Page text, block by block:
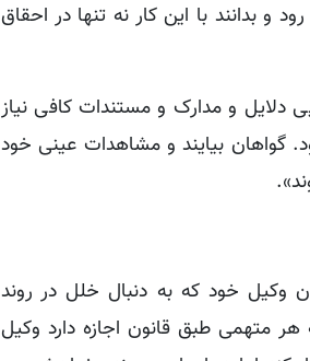
بدانند با این کار نه تنها در احقاق
دلایل و مدارک و مستندات کافی نیاز
گواهان بیایند و مشاهدات عینی خود
وکیل خود که به دنبال خلل در روند
متهمی طبق قانون اجازه دارد وکیل